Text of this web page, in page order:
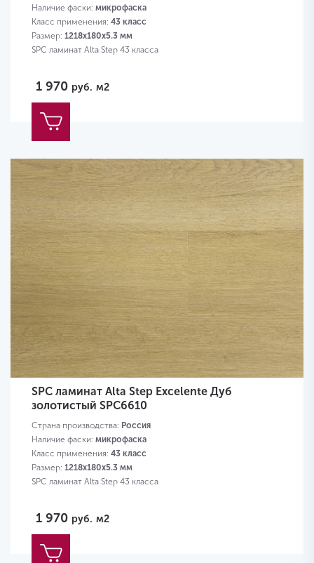
Наличие фаски: микрофаска
Класс применения: 43 класс
Размер: 1218х180х5.3 мм
SPC ламинат Alta Step 43 класса
1 970 руб. м2
SPC ламинат Alta Step Excelente Дуб
золотистый SPC6610
Страна производства: Россия
Наличие фаски: микрофаска
Класс применения: 43 класс
Размер: 1218х180х5.3 мм
SPC ламинат Alta Step 43 класса
1 970 руб. м2